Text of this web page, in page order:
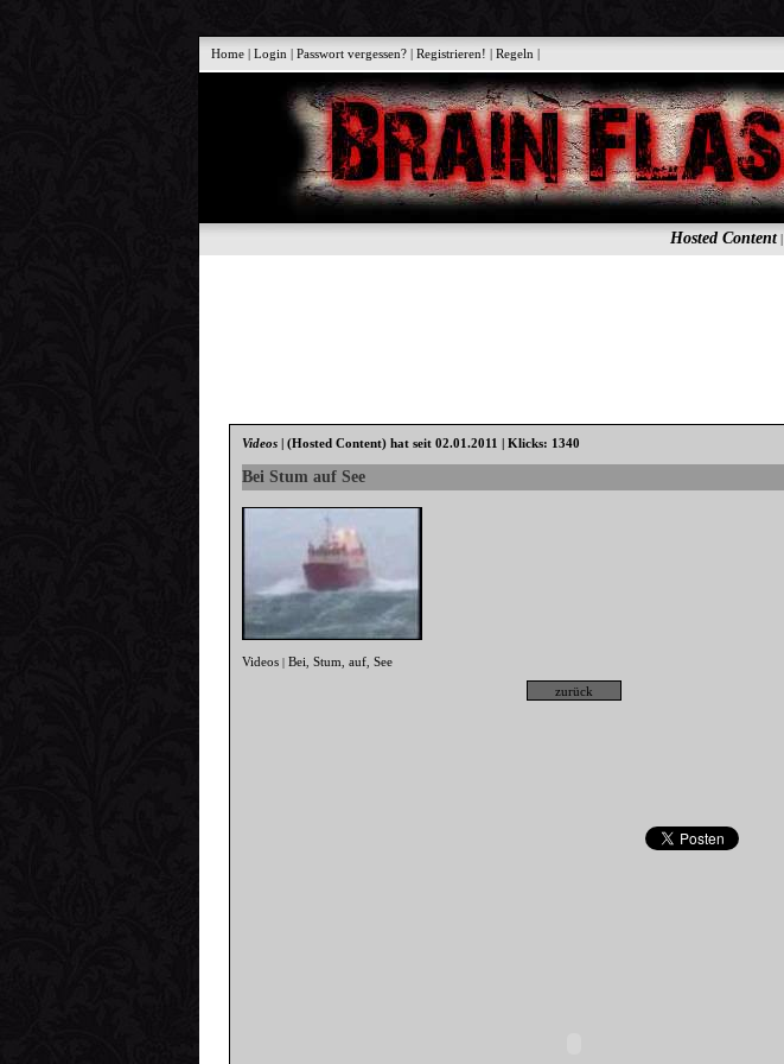
Home |Login |Passwort vergessen? |Registrieren! |Regeln |
Hosted Content|
Videos |(Hosted Content) hat seit 02.01.2011 | Klicks: 1340
Bei Stum auf See
Videos |Bei ,Stum ,auf ,See